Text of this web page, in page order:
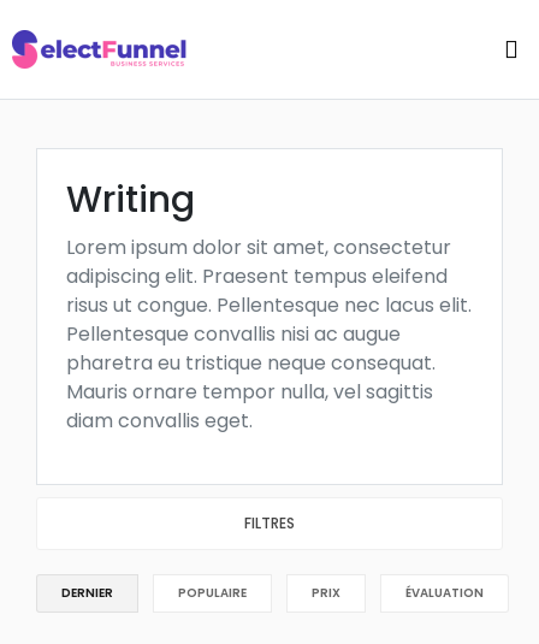
Writing
Lorem ipsum dolor sit amet, consectetur
adipiscing elit. Praesent tempus eleifend
risus ut congue. Pellentesque nec lacus elit.
Pellentesque convallis nisi ac augue
pharetra eu tristique neque consequat.
Mauris ornare tempor nulla, vel sagittis
diam convallis eget.
FILTRES
DERNIER POPULAIRE PRIX ÉVALUATION